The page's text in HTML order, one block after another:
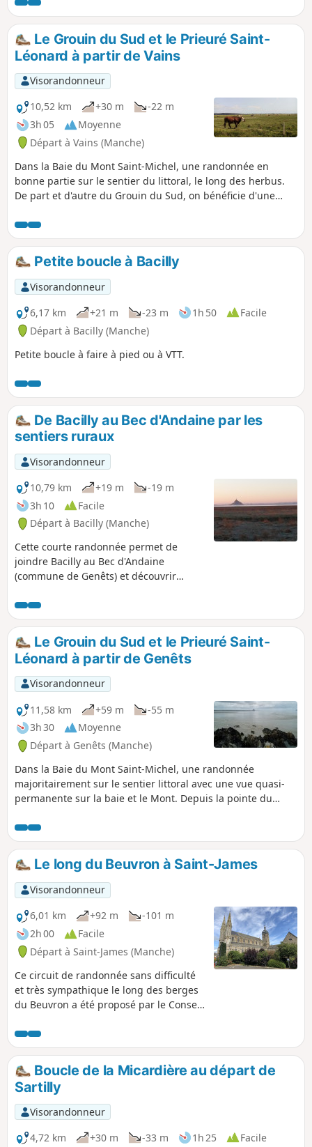
Le Grouin du Sud et le Prieuré Saint-
Léonard à partir de Vains
Visorandonneur
10,52 km
+30 m
-22 m
3h 05
Moyenne
Départ à Vains (Manche)
Dans la Baie du Mont Saint-Michel, une randonnée en
bonne partie sur le sentier du littoral, le long des herbus.
De part et d'autre du Grouin du Sud, on bénéficie d'une
elle-même, le spectacle de la marée montante est
impressionnant. Un retour dans les terres permet de visiter
la belle et émouvante chapelle romane du Prieuré Saint-
Léonard.Petite boucle à Bacilly
Visorandonneur
6,17 km
+21 m -23 m 1h 50
Facile
Départ à Bacilly (Manche)
Petite boucle à faire à pied ou à VTT.
De Bacilly au Bec d'Andaine par les
sentiers ruraux
Visorandonneur
10,79 km
+19 m
-19 m
3h 10
Facile
Départ à Bacilly (Manche)
Cette courte randonnée permet de
joindre Bacilly au Bec d'Andaine
(commune de Genêts) et découvrir
Michel sur les grèves et les herbus.
L'idéal est de la pratiquer le matin au
lever du soleil sur la baie ou le soir au
coucher du soleil.
Le Grouin du Sud et le Prieuré Saint-
Léonard à partir de Genêts
Visorandonneur
11,58 km
+59 m
-55 m
3h 30
Moyenne
Départ à Genêts (Manche)
Dans la Baie du Mont Saint-Michel, une randonnée
majoritairement sur le sentier littoral avec une vue quasi-
permanente sur la baie et le Mont. Depuis la pointe du
superbe. Une boucle dans les terres permet de visiter la
belle et émouvante chapelle romane du Prieuré Saint-
Léonard.
Le long du Beuvron à Saint-James
Visorandonneur
6,01 km
+92 m
-101 m
2h 00
Facile
Départ à Saint-James (Manche)
Ce circuit de randonnée sans difficulté
et très sympathique le long des berges
du Beuvron a été proposé par le Conseil
passe en outre à proximité du cimetière
militaire américain, permettant une
petite extension à la balade.
Boucle de la Micardière au départ de
Sartilly
Visorandonneur
4,72 km
+30 m -33 m 1h 25 Facile